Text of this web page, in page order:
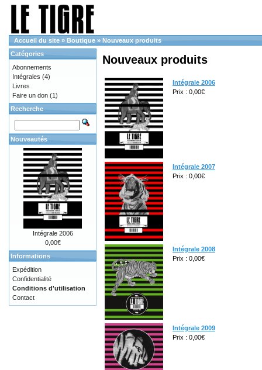
Accueil du site » Boutique » Nouveaux produits
Nouveaux produits
Intégrale 2006
Prix : 0,00€
Intégrale 2007
Prix : 0,00€
Intégrale 2008
Prix : 0,00€
Intégrale 2009
Prix : 0,00€
Catégories
Abonnements
Intégrales (4)
Livres
Faire un don (1)
Recherche
Nouveautés
Intégrale 2006
0,00€
Informations
Expédition
Confidentialité
Conditions d'utilisation
Contact